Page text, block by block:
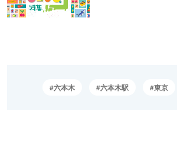
六本木 六本木駅 東京